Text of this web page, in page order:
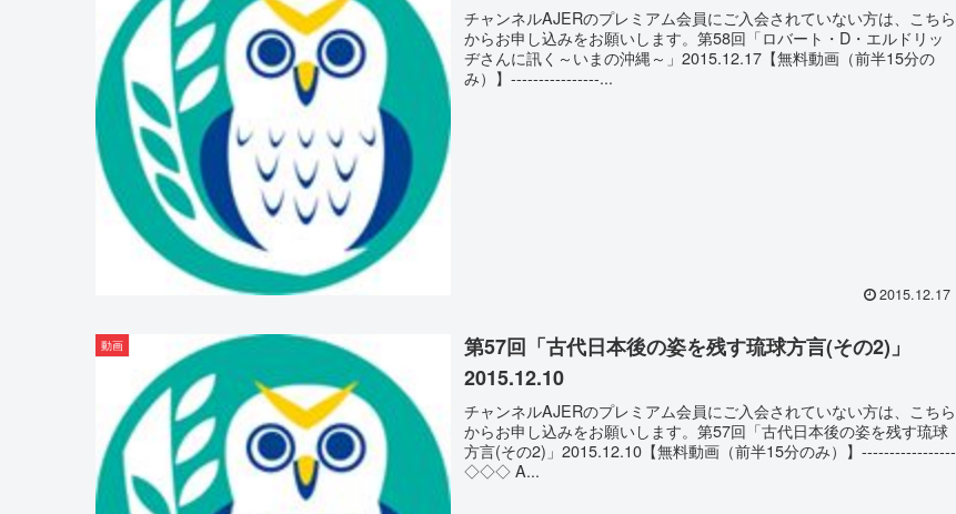
チャンネルAJERのプレミアム会員にご入会されていない方は、こちら
からお申し込みをお願いします。第58回「ロバート・D・エルドリッ
ヂさんに訊く～いまの沖縄～」2015.12.17【無料動画（前半15分の
み）】----------------...
2015.12.17
動画
第57回「古代日本後の姿を残す琉球方言(その2)」
2015.12.10
チャンネルAJERのプレミアム会員にご入会されていない方は、こちら
からお申し込みをお願いします。第57回「古代日本後の姿を残す琉球
方言(その2)」2015.12.10【無料動画（前半15分のみ）】-----------------
◇◇◇ A...